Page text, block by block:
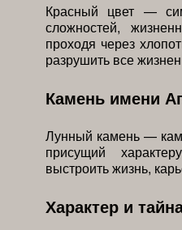
Красный цвет —
сложностей,
проходя через
разрушить все
Камень имени
Лунный камень —
присущий
выстроить жизнь,
Характер и